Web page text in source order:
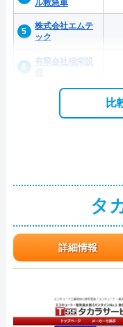
ル救急車
株式会社エムテ
ック
有限会社福栄設
比
タ
詳細情報